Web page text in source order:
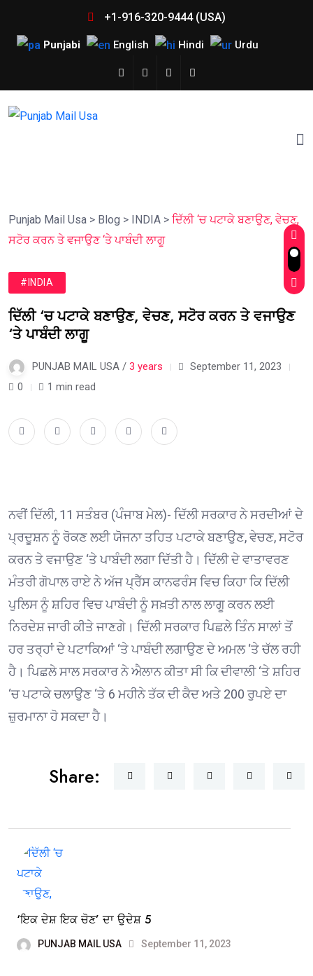
+1-916-320-9444 (USA)
Punjabi English Hindi Urdu
Punjab Mail Usa > Blog > INDIA > ਦਿੱਲੀ ‘ਚ ਪਟਾਕੇ ਬਣਾਉਣ, ਵੇਚਣ,
ਸਟੋਰ ਕਰਨ ਤੇ ਵਜਾਉਣ ‘ਤੇ ਪਾਬੰਦੀ ਲਾਗੂ
#INDIA
ਦਿੱਲੀ ‘ਚ ਪਟਾਕੇ ਬਣਾਉਣ, ਵੇਚਣ, ਸਟੋਰ ਕਰਨ ਤੇ ਵਜਾਉਣ
‘ਤੇ ਪਾਬੰਦੀ ਲਾਗੂ
PUNJAB MAIL USA / 3 years
September 11, 2023
0
1 min read
ਨਵੀਂ ਦਿੱਲੀ, 11 ਸਤੰਬਰ (ਪੰਜਾਬ ਮੇਲ)- ਦਿੱਲੀ ਸਰਕਾਰ ਨੇ ਸਰਦੀਆਂ ਦੇ
ਪ੍ਰਦੂਸ਼ਨ ਨੂੰ ਰੋਕਣ ਲਈ ਯੋਜਨਾ ਤਹਿਤ ਪਟਾਕੇ ਬਣਾਉਣ, ਵੇਚਣ, ਸਟੋਰ
ਕਰਨ ਤੇ ਵਜਾਉਣ ‘ਤੇ ਪਾਬੰਦੀ ਲਗਾ ਦਿੱਤੀ ਹੈ। ਦਿੱਲੀ ਦੇ ਵਾਤਾਵਰਣ
ਮੰਤਰੀ ਗੋਪਾਲ ਰਾਏ ਨੇ ਅੱਜ ਪ੍ਰੈੱਸ ਕਾਨਫਰੰਸ ਵਿਚ ਕਿਹਾ ਕਿ ਦਿੱਲੀ
ਪੁਲਿਸ ਨੂੰ ਸ਼ਹਿਰ ਵਿਚ ਪਾਬੰਦੀ ਨੂੰ ਸਖ਼ਤੀ ਨਾਲ ਲਾਗੂ ਕਰਨ ਲਈ
ਨਿਰਦੇਸ਼ ਜਾਰੀ ਕੀਤੇ ਜਾਣਗੇ। ਦਿੱਲੀ ਸਰਕਾਰ ਪਿਛਲੇ ਤਿੰਨ ਸਾਲਾਂ ਤੋਂ
ਹਰ ਤਰ੍ਹਾਂ ਦੇ ਪਟਾਕਿਆਂ ‘ਤੇ ਪਾਬੰਦੀ ਲਗਾਉਣ ਦੇ ਅਮਲ ‘ਤੇ ਚੱਲ ਰਹੀ
ਹੈ। ਪਿਛਲੇ ਸਾਲ ਸਰਕਾਰ ਨੇ ਐਲਾਨ ਕੀਤਾ ਸੀ ਕਿ ਦੀਵਾਲੀ ‘ਤੇ ਸ਼ਹਿਰ
‘ਚ ਪਟਾਕੇ ਚਲਾਉਣ ‘ਤੇ 6 ਮਹੀਨੇ ਤੱਕ ਦੀ ਕੈਦ ਅਤੇ 200 ਰੁਪਏ ਦਾ
ਜ਼ੁਰਮਾਨਾ ਹੋ ਸਕਦਾ ਹੈ।
Share:
‘ਇਕ ਦੇਸ਼ ਇਕ ਚੋਣ’ ਦਾ ਉਦੇਸ਼ 5
PUNJAB MAIL USA September 11, 2023